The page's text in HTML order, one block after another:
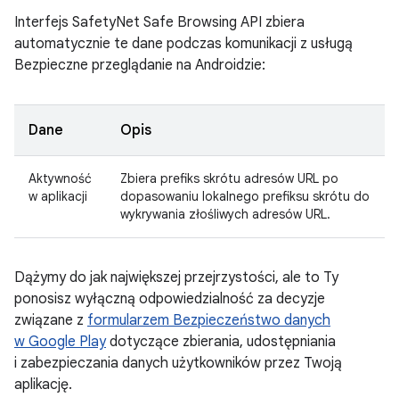
Interfejs SafetyNet Safe Browsing API zbiera
automatycznie te dane podczas komunikacji z usługą
Bezpieczne przeglądanie na Androidzie:
Dane Opis
Aktywność
w aplikacji
Zbiera prefiks skrótu adresów URL po
dopasowaniu lokalnego prefiksu skrótu do
wykrywania złośliwych adresów URL.
Dążymy do jak największej przejrzystości, ale to Ty
ponosisz wyłączną odpowiedzialność za decyzje
związane z formularzem Bezpieczeństwo danych
w Google Playdotyczące zbierania, udostępniania
i zabezpieczania danych użytkowników przez Twoją
aplikację.